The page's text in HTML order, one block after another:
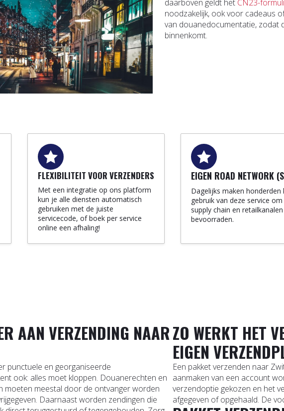
daarboven geldt het CN23-
noodzakelijk, ook voor cadeaus
van douanedocumentatie, zodat
binnenkomt.
FLEXIBILITEIT VOOR VERZENDERS
Met een integratie op ons platform
kun je alle diensten automatisch
gebruiken met de juiste
servicecode, of boek per service
online een afhaling!
EIGEN ROAD NETWORK
Dagelijks maken honderden
gebruik van deze service om
supply chain en
bevoorraden.
AAN VERZENDING NAAR
punctuele en georganiseerde
ook: alles moet kloppen. Douanerechten en
moeten meestal door de ontvanger worden
Daarnaast worden zendingen die
ZO WERKT HET
EIGEN
Een pakket verzenden naar
aanmaken van een account
verzendoptie gekozen en het
afgegeven of opgehaald. De